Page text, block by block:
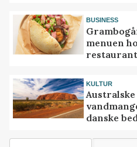
BUSINESS
menuen
KULTUR
danske